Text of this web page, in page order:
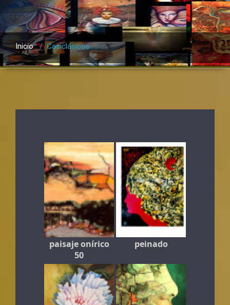
Inicio/Casiclásicos
paisaje onírico
50
peinado